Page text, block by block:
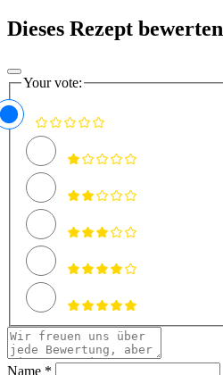
Dieses Rezept bewerten
Your vote:
Name *